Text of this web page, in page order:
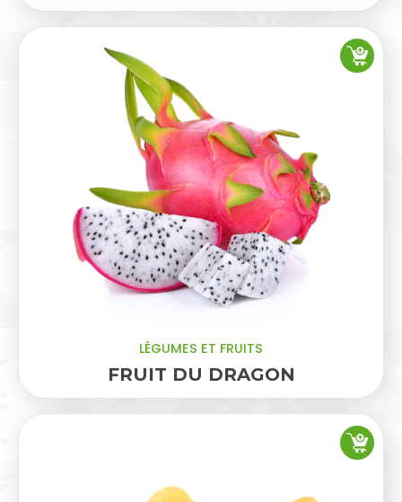
LÉGUMES ET FRUITS
FRUIT DU DRAGON